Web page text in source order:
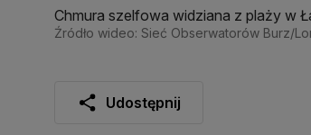
Chmura szelfowa widziana z plaży w
Źródło wideo: Sieć Obserwatorów Burz/
Udostępnij